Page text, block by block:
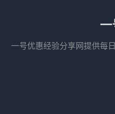
一号优惠经验分享网提供每